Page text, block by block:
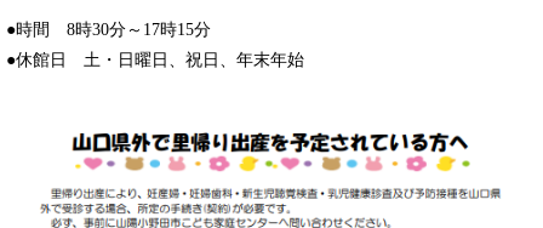
●時間 8時30分～17時15分
●休館日 土・日曜日、祝日、年末年始